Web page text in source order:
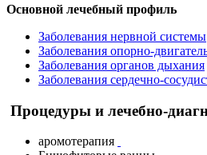
Основной лечебный профиль
Заболевания нервной системы
Заболевания опорно-
Заболевания органов дыхания
Заболевания сердечно-
Процедуры и лечебно-
аромотерапия